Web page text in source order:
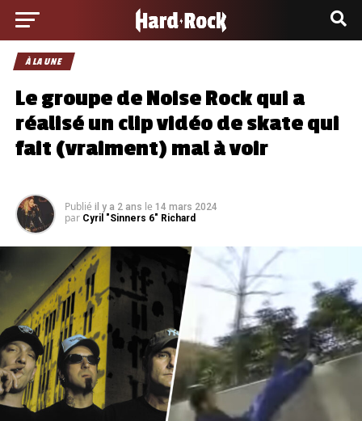
À LA UNE
Le groupe de Noise Rock qui a
réalisé un clip vidéo de skate qui
fait (vraiment) mal à voir
Publié il y a 2 ans le 14 mars 2024
par Cyril "Sinners 6" Richard